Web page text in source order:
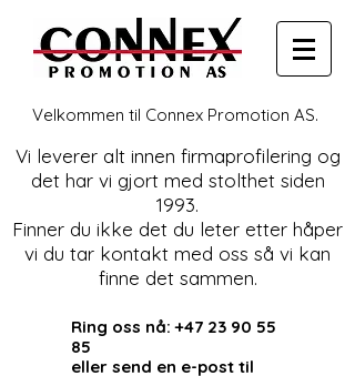
Velkommen til Connex Promotion AS.
Vi leverer alt innen firmaprofilering og
det har vi gjort med stolthet siden
1993.
Finner du ikke det du leter etter håper
vi du tar kontakt med oss så vi kan
finne det sammen.
Ring oss nå:+47 23 90 55
85
eller send en e-post til